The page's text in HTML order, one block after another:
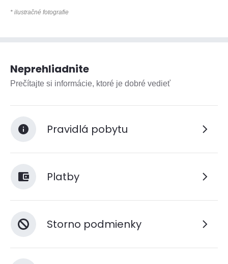
* ilustračné fotografie
Neprehliadnite
Prečítajte si informácie, ktoré je dobré vedieť
Pravidlá pobytu
Platby
Storno podmienky